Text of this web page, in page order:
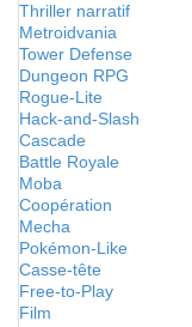
Thriller narratif
Metroidvania
Tower Defense
Dungeon RPG
Rogue-Lite
Hack-and-Slash
Cascade
Battle Royale
Moba
Coopération
Mecha
Pokémon-Like
Casse-tête
Free-to-Play
Film